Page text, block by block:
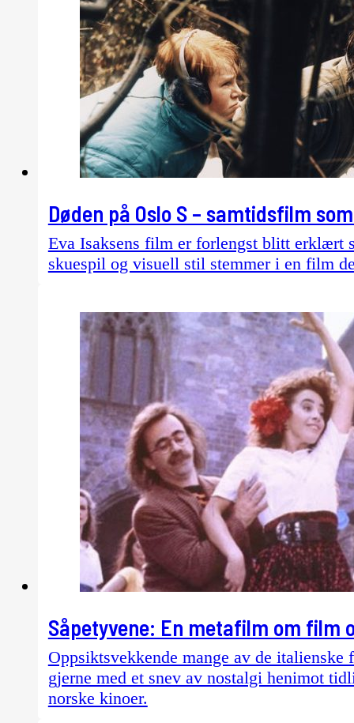
Døden på Oslo S – samtidsfilm
Eva Isaksens film er forlengst blitt erklært
skuespil og visuell stil stemmer i en film
Såpetyvene: En metafilm om film
Oppsiktsvekkende mange av de
gjerne med et snev av nostalgi henimot
norske kinoer.